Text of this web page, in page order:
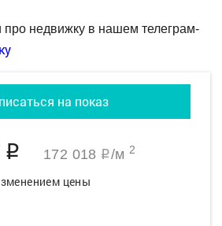
про недвижку в нашем телеграм-
на показ
q 172 018 q/м 2
цены